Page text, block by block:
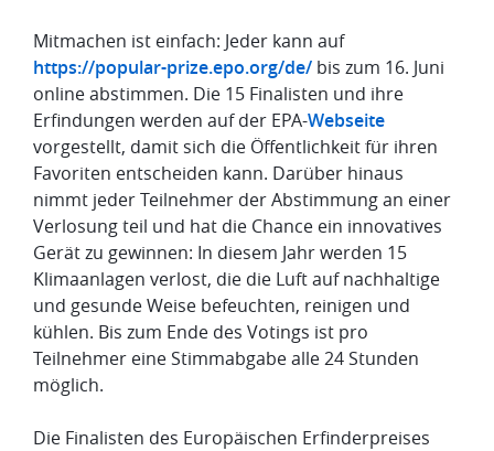
Mitmachen ist einfach: Jeder kann auf
https://popular-prize.epo.org/de/ bis zum 16. Juni
online abstimmen. Die 15 Finalisten und ihre
Erfindungen werden auf der EPA-Webseite
vorgestellt, damit sich die Öffentlichkeit für ihren
Favoriten entscheiden kann. Darüber hinaus
nimmt jeder Teilnehmer der Abstimmung an einer
Verlosung teil und hat die Chance ein innovatives
Gerät zu gewinnen: In diesem Jahr werden 15
Klimaanlagen verlost, die die Luft auf nachhaltige
und gesunde Weise befeuchten, reinigen und
kühlen. Bis zum Ende des Votings ist pro
Teilnehmer eine Stimmabgabe alle 24 Stunden
möglich.
Die Finalisten des Europäischen Erfinderpreises